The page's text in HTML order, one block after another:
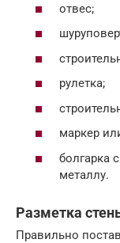
отвес;
рулетка;
маркер
болгарка
металлу.
Разметка
Правильно